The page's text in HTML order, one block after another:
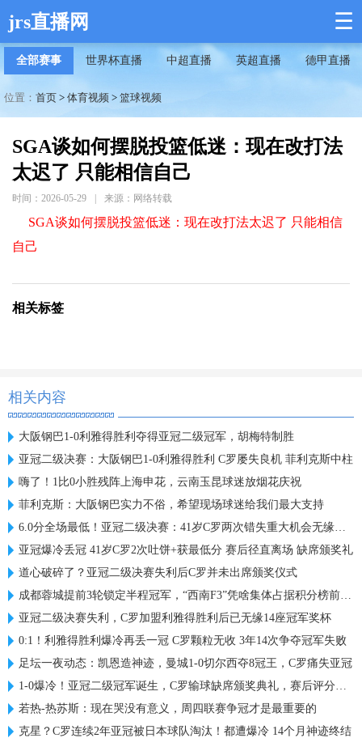
jrs直播网 ☰
全部赛事 世界杯直播 中超直播 英超直播 德甲直播
位置： 首页 > 体育视频 > 篮球视频
SGA谈如何摆脱投篮低迷：现在改打法
太迟了 只能相信自己
时间：2026-05-29 来源：网络转载
SGA谈如何摆脱投篮低迷：现在改打法太迟了 只能相信
自己
相关标签
相关内容
大阪钢巴1-0利雅得胜利夺得亚冠二级冠军，胡梅特制胜
亚冠二级决赛：大阪钢巴1-0利雅得胜利 C罗屡失良机 菲利克斯中柱
嗨了！1比0小胜残阵上海申花，云南玉昆球迷放烟花庆祝
菲利克斯：大阪钢巴实力不俗，希望现场球迷给我们最大支持
6.0分全场最低！亚冠二级决赛：41岁C罗两次错失重大机会无缘首冠
亚冠爆冷丢冠 41岁C罗2次吐饼+获最低分 赛后径直离场 缺席颁奖礼
道心破碎了？亚冠二级决赛失利后C罗并未出席颁奖仪式
成都蓉城提前3轮锁定半程冠军，“西南F3”凭啥集体占据积分榜前三？
亚冠二级决赛失利，C罗加盟利雅得胜利后已无缘14座冠军奖杯
0:1！利雅得胜利爆冷再丢一冠 C罗颗粒无收 3年14次争夺冠军失败
足坛一夜动态：凯恩造神迹，曼城1-0切尔西夺8冠王，C罗痛失亚冠
1-0爆冷！亚冠二级冠军诞生，C罗输球缺席颁奖典礼，赛后评分出炉
若热-热苏斯：现在哭没有意义，周四联赛争冠才是最重要的
克星？C罗连续2年亚冠被日本球队淘汰！都遭爆冷 14个月神迹终结